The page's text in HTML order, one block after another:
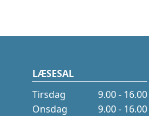
LÆSESAL
Tirsdag
9.00 - 16.00
Onsdag
9.00 - 16.00